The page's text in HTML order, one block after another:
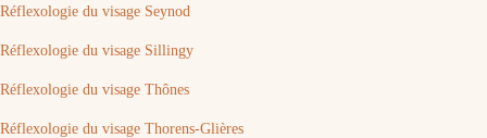
Réflexologie du visage Seynod
Réflexologie du visage Sillingy
Réflexologie du visage Thônes
Réflexologie du visage Thorens-Glières